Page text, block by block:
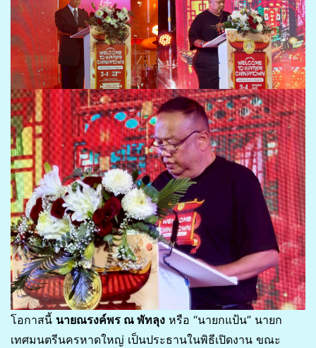
โอกาสนี้ นายณรงค์พร ณ พัทลุง หรือ “นายกแป้น” นายก
เทศมนตรีนครหาดใหญ่ เป็นประธานในพิธีเปิดงาน ขณะ